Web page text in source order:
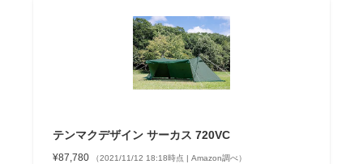
テンマクデザイン サーカス 720VC
¥87,780 （2021/11/12 18:18時点 | Amazon調べ）